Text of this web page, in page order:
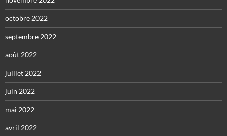
octobre 2022
septembre 2022
août 2022
juillet 2022
juin 2022
mai 2022
avril 2022